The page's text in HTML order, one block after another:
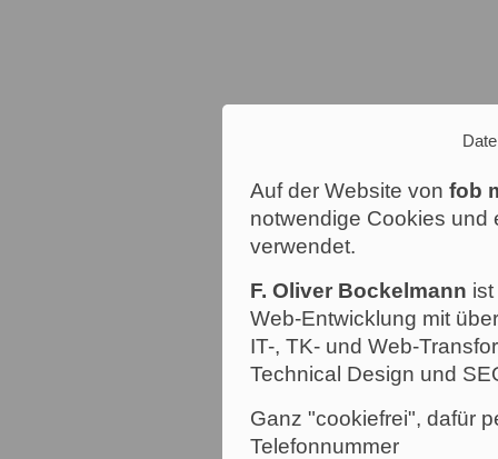
Auf der Website von fob
notwendige Cookies und
verwendet.
F. Oliver Bockelmann
Web-Entwicklung mit
IT-, TK- und Web-
Technical Design und
Ganz "cookiefrei", dafür
Telefonnummer